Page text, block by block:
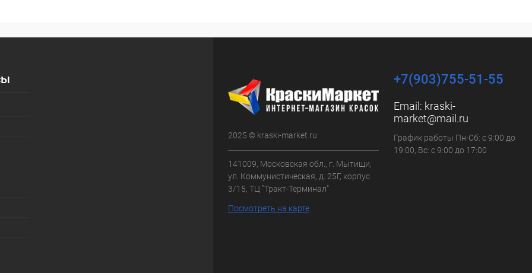
2025 © kraski-market.ru
141009, Московская обл., г. Мытищи,
ул. Коммунистическая, д. 25Г, корпус
3/15, ТЦ "Тракт-Терминал"
Посмотреть на карте
+7(903)755-51-55
Email: kraski-
market@mail.ru
График работы Пн-Сб: с 9:00 до
19:00, Вс: с 9:00 до 17:00